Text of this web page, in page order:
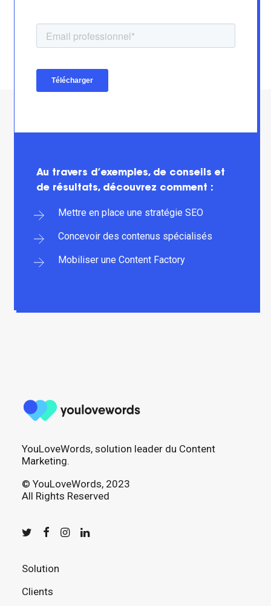
Au travers d’exemples, de conseils et
de résultats, découvrez comment :
Mettre en place une stratégie SEO
Concevoir des contenus spécialisés
Mobiliser une Content Factory
YouLoveWords, solution leader du Content
Marketing.
© YouLoveWords, 2023
All Rights Reserved
Solution
Clients